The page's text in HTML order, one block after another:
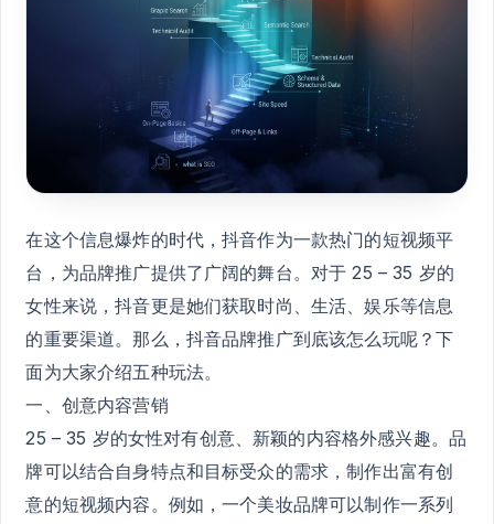
在这个信息爆炸的时代，抖音作为一款热门的短视频平
台，为品牌推广提供了广阔的舞台。对于 25 – 35 岁的
女性来说，抖音更是她们获取时尚、生活、娱乐等信息
的重要渠道。那么，抖音品牌推广到底该怎么玩呢？下
面为大家介绍五种玩法。
一、创意内容营销
25 – 35 岁的女性对有创意、新颖的内容格外感兴趣。品
牌可以结合自身特点和目标受众的需求，制作出富有创
意的短视频内容。例如，一个美妆品牌可以制作一系列